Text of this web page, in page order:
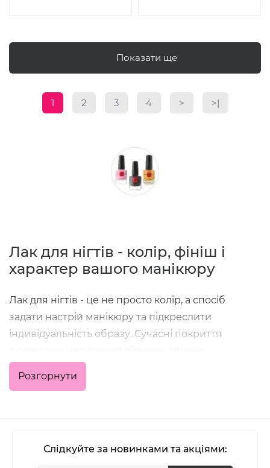
Показати ще
1 2 3 4 > >|
Лак для нігтів - колір, фініш і
характер вашого манікюру
Лак для нігтів - це не просто колір, а спосіб
задати настрій манікюру та підкреслити
індивідуальність образу. Сучасні покриття
нанесення та стійкість, що дозволяє отримати
акуратний результат як у домашніх умовах, так і в
формули з глянцевим або матовим фінішем,
Розгорнути
Слідкуйте за новинками та акціями: